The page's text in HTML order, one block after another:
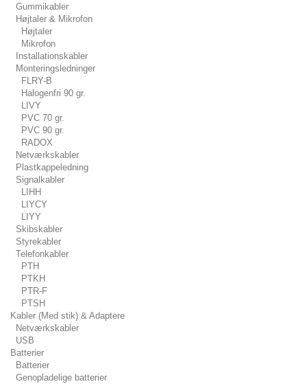
Gummikabler
Højtaler & Mikrofon
Højtaler
Mikrofon
Installationskabler
Monteringsledninger
FLRY-B
Halogenfri 90 gr.
LIVY
PVC 70 gr.
PVC 90 gr.
RADOX
Netværkskabler
Plastkappeledning
Signalkabler
LIHH
LIYCY
LIYY
Skibskabler
Styrekabler
Telefonkabler
PTH
PTKH
PTR-F
PTSH
Kabler (Med stik) & Adaptere
Netværkskabler
USB
Batterier
Batterier
Genopladelige batterier